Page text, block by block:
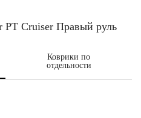
PT Cruiser Правый руль
Коврики по
отдельности